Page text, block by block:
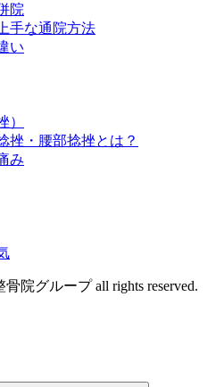
院
手な通院方法
い
）
挫・腰部捻挫とは？
み
院グループ all rights reserved.